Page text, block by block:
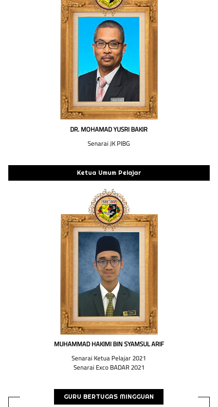
DR. MOHAMAD YUSRI BAKIR
Senarai JK PIBG
Ketua Umum Pelajar
MUHAMMAD HAKIMI BIN SYAMSUL ARIF
Senarai Ketua Pelajar 2021
Senarai Exco BADAR 2021
GURU BERTUGAS MINGGUAN